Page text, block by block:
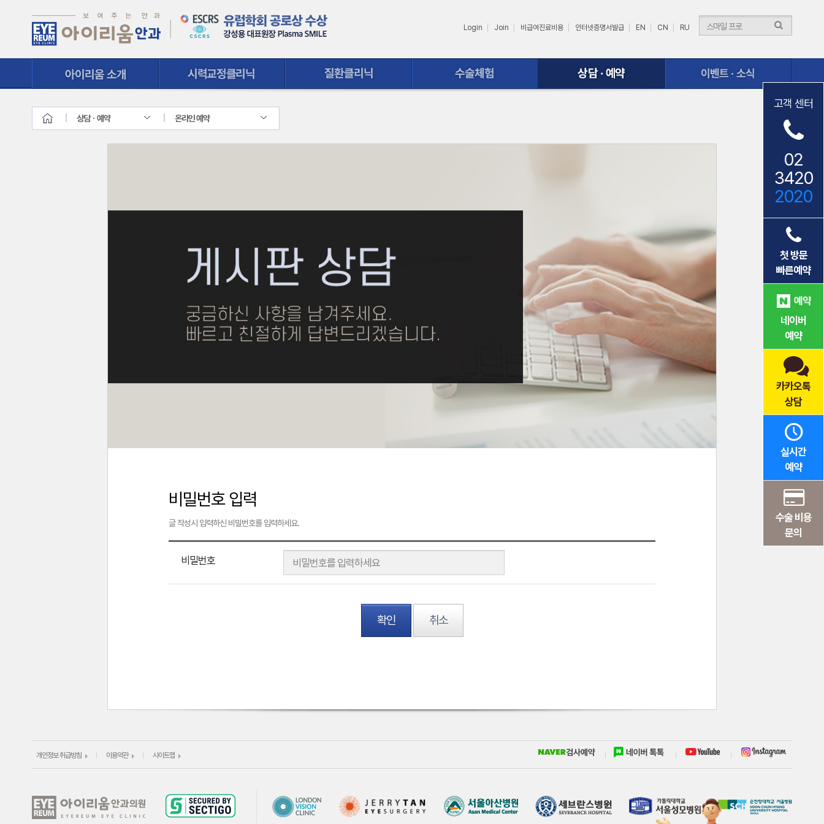
시력교정클리닉 질환클리닉 수술체험 상담ㆍ예약 이벤트ㆍ소식
고객 센터
02
3420
2020
첫 방문
빠른예약
네이버
예약
카카오톡
상담
실시간
예약
수술 비용
문의
상담ㆍ예약 온라인 예약
비밀번호 입력
글 작성시 입력하신 비밀번호를 입력하세요.
비밀번호
확인 취소
Login Join 비급여진료비용 인터넷증명서발급 EN CN RU
개인정보 취급방침 이용약관 사이트맵